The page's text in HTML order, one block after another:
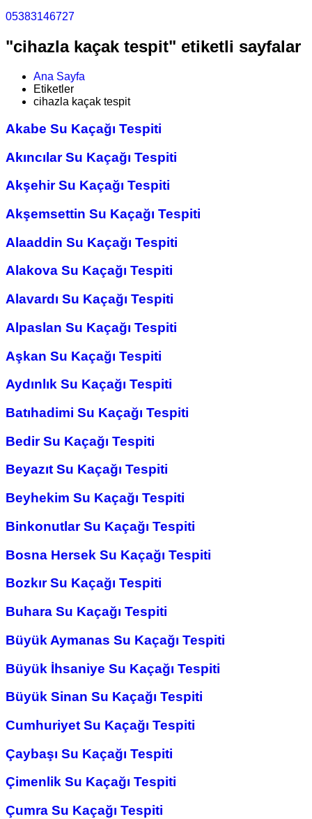
05383146727
"cihazla kaçak tespit" etiketli sayfalar
Ana Sayfa
Etiketler
cihazla kaçak tespit
Akabe Su Kaçağı Tespiti
Akıncılar Su Kaçağı Tespiti
Akşehir Su Kaçağı Tespiti
Akşemsettin Su Kaçağı Tespiti
Alaaddin Su Kaçağı Tespiti
Alakova Su Kaçağı Tespiti
Alavardı Su Kaçağı Tespiti
Alpaslan Su Kaçağı Tespiti
Aşkan Su Kaçağı Tespiti
Aydınlık Su Kaçağı Tespiti
Batıhadimi Su Kaçağı Tespiti
Bedir Su Kaçağı Tespiti
Beyazıt Su Kaçağı Tespiti
Beyhekim Su Kaçağı Tespiti
Binkonutlar Su Kaçağı Tespiti
Bosna Hersek Su Kaçağı Tespiti
Bozkır Su Kaçağı Tespiti
Buhara Su Kaçağı Tespiti
Büyük Aymanas Su Kaçağı Tespiti
Büyük İhsaniye Su Kaçağı Tespiti
Büyük Sinan Su Kaçağı Tespiti
Cumhuriyet Su Kaçağı Tespiti
Çaybaşı Su Kaçağı Tespiti
Çimenlik Su Kaçağı Tespiti
Çumra Su Kaçağı Tespiti